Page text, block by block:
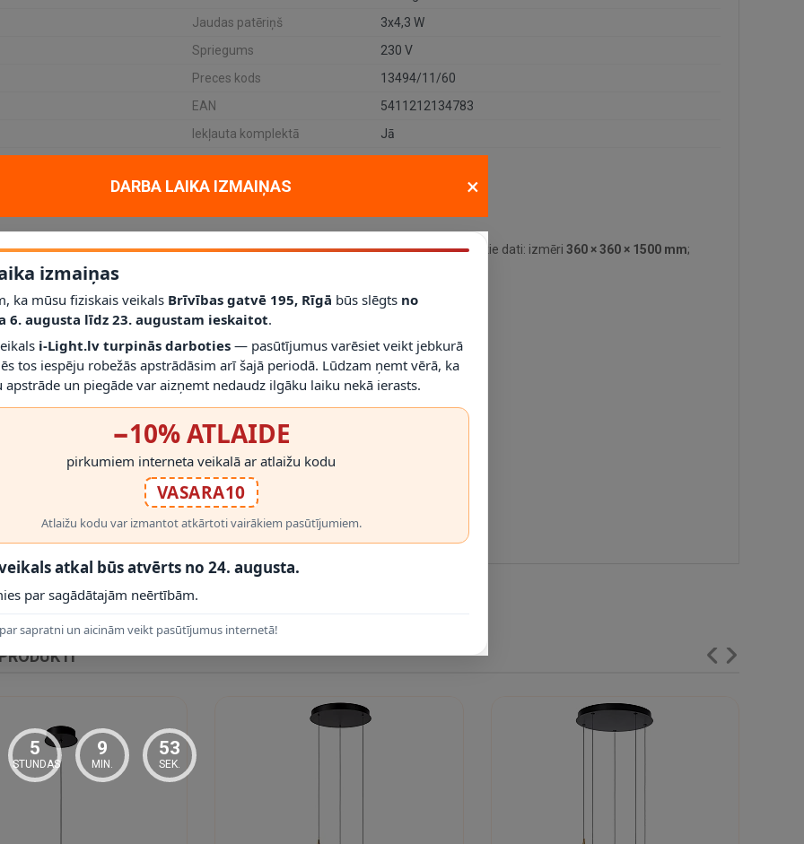
Jaudas patēriņš
3x4,3 W
Spriegums
230 V
Preces kods
13494/11/60
EAN
5411212134783
Iekļauta komplektā
Jā
un dekoratīvam apgaismojumam mājoklī, dzīvoklī vai projektā. Galvenie tehniskie dati: izmēri 360 × 360 × 1500 mm;
/ cokolsIntegrēts LED
šim modelim iederēties mūsdienīgā interjerā.
saprast, vai gaismeklis atbilst telpas vajadzībām.
; vienmēr izmantojiet saderīgas spuldzes un dimmerus.
gaismekli drīkst droši izmantot.
RĀDĪT VAIRĀK
DARBA LAIKA IZMAIŅAS ×
izmaiņas
ka mūsu fiziskais veikals Brīvības gatvē 195, Rīgā būs slēgts no
6. augusta līdz 23. augustam ieskaitot.
i-Light.lv turpinās darboties — pasūtījumus varēsiet veikt jebkurā
tos iespēju robežās apstrādāsim arī šajā periodā. Lūdzam ņemt vērā, ka
apstrāde un piegāde var aizņemt nedaudz ilgāku laiku nekā ierasts.
−10% ATLAIDE
pirkumiem interneta veikalā ar atlaižu kodu
VASARA10
Atlaižu kodu var izmantot atkārtoti vairākiem pasūtījumiem.
atkal būs atvērts no 24. augusta.
par sagādātajām neērtībām.
sapratni un aicinām veikt pasūtījumus internetā!
5
STUNDAS
9
MIN.
52
SEK.